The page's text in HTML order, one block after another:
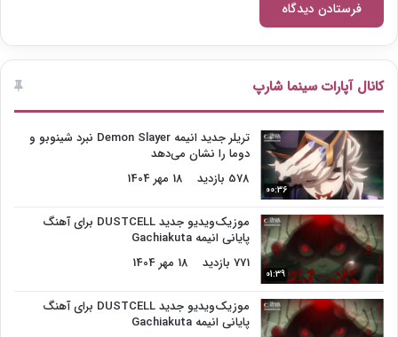
کانال آپارات سینما شارپ
00:36
تریلر جدید انیمه Demon Slayer نبرد شینوبو و
دوما را نشان می‌دهد
578 بازدید
18 مهر 1404
01:39
موزیک‌ویدیو جدید DUSTCELL برای آهنگ
پایانی انیمه Gachiakuta
771 بازدید
18 مهر 1404
موزیک‌ویدیو جدید DUSTCELL برای آهنگ
پایانی انیمه Gachiakuta